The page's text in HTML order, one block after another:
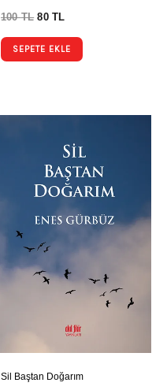
100TL 80TL
SEPETE EKLE
Sil Baştan Doğarım